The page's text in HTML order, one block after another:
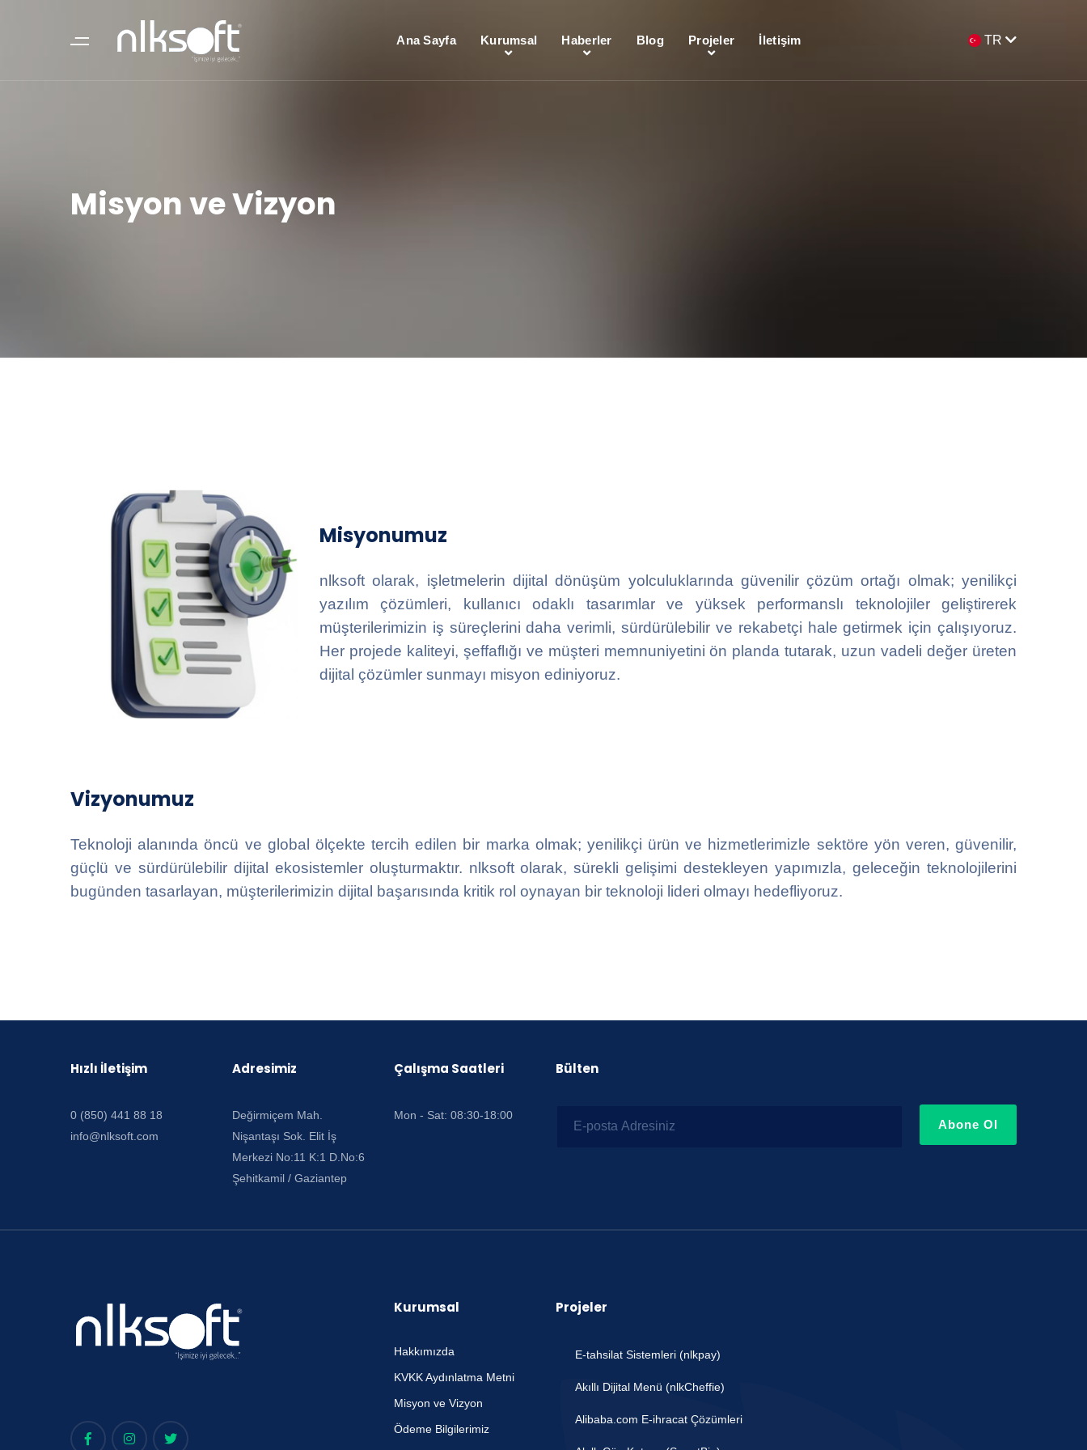
Ana Sayfa Kurumsal Haberler Blog Projeler İletişim TR
Misyon ve Vizyon
Misyonumuz
nlksoft olarak, işletmelerin dijital dönüşüm yolculuklarında güvenilir çözüm ortağı olmak; yenilikçi
yazılım çözümleri, kullanıcı odaklı tasarımlar ve yüksek performanslı teknolojiler geliştirerek
müşterilerimizin iş süreçlerini daha verimli, sürdürülebilir ve rekabetçi hale getirmek için çalışıyoruz.
Her projede kaliteyi, şeffaflığı ve müşteri memnuniyetini ön planda tutarak, uzun vadeli değer üreten
dijital çözümler sunmayı misyon ediniyoruz.
Vizyonumuz
Teknoloji alanında öncü ve global ölçekte tercih edilen bir marka olmak; yenilikçi ürün ve hizmetlerimizle sektöre yön veren, güvenilir,
güçlü ve sürdürülebilir dijital ekosistemler oluşturmaktır. nlksoft olarak, sürekli gelişimi destekleyen yapımızla, geleceğin teknolojilerini
bugünden tasarlayan, müşterilerimizin dijital başarısında kritik rol oynayan bir teknoloji lideri olmayı hedefliyoruz.
Hızlı İletişim
0 (850) 441 88 18
info@nlksoft.com
Adresimiz
Değirmiçem Mah.
Nişantaşı Sok. Elit İş
Merkezi No:11 K:1 D.No:6
Şehitkamil / Gaziantep
Çalışma Saatleri
Mon - Sat: 08:30-18:00
Bülten
Abone Ol
Kurumsal
Hakkımızda
KVKK Aydınlatma Metni
Misyon ve Vizyon
Ödeme Bilgilerimiz
Projeler
E-tahsilat Sistemleri (nlkpay)
Akıllı Dijital Menü (nlkCheffie)
Alibaba.com E-ihracat Çözümleri